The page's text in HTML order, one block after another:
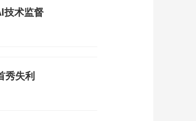
技术监督
秀失利